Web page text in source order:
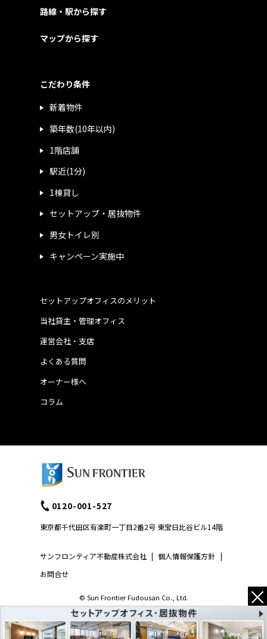
路線・駅から探す
マップから探す
こだわり条件
新着物件
築年数(10年以内)
1階店舗
駅近(1分)
1棟貸し
セットアップ・居抜物件
男女トイレ別
キャンペーン実施中
運営会社・支店
よくある質問
当社貸主・管理オフィス
オーナー様へ
コラム
セットアップオフィスのメリット
サンフロンティア不動産株式会社 | 個人情報保護方針 |
お問合せ
0120-001-527
東京都千代田区有楽町一丁目2番2号 東宝日比谷ビル14階
© Sun Frontier Fudousan Co., Ltd. ×